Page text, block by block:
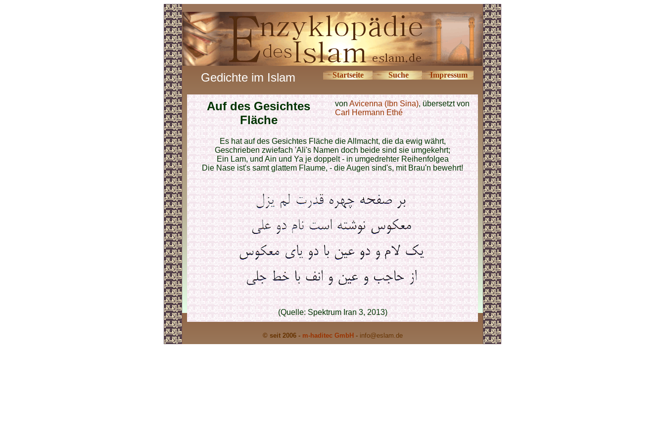
Gedichte im Islam Startseite Suche Impressum
Auf des Gesichtes
Fläche
vonAvicenna (Ibn Sina), übersetzt von
Carl Hermann Ethé
Es hat auf des Gesichtes Fläche die Allmacht, die da ewig währt,
Geschrieben zwiefach 'Ali's Namen doch beide sind sie umgekehrt;
Ein Lam, und Ain und Ya je doppelt - in umgedrehter Reihenfolgea
Die Nase ist's samt glattem Flaume, - die Augen sind's, mit Brau'n bewehrt!
(Quelle: Spektrum Iran 3, 2013)
© seit 2006 - m-haditec GmbH - info@eslam.de